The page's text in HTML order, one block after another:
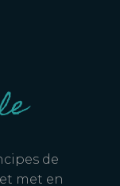
de
et met en